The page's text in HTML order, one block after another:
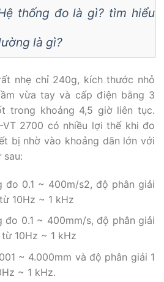
thống đo là gì? tìm hiểu
là gì?
nhẹ chỉ 240g, kích thước nhỏ
vừa tay và cấp điện bằng 3
trong khoảng 4,5 giờ liên tục.
VT 2700 có nhiều lợi thế khi đo
bị nhờ vào khoảng dãn lớn với
đo 0.1 ~ 400m/s2, độ phân giải
10Hz ~ 1 kHz
đo 0.1 ~ 400mm/s, độ phân giải
10Hz ~ 1 kHz
~ 4.000mm và độ phân giải 1
~ 1 kHz.